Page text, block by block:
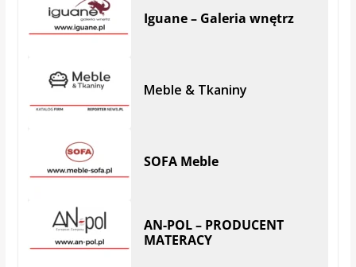
Meble & Tkaniny
SOFA Meble
AN-POL – PRODUCENT
MATERACY
Światło & Meble